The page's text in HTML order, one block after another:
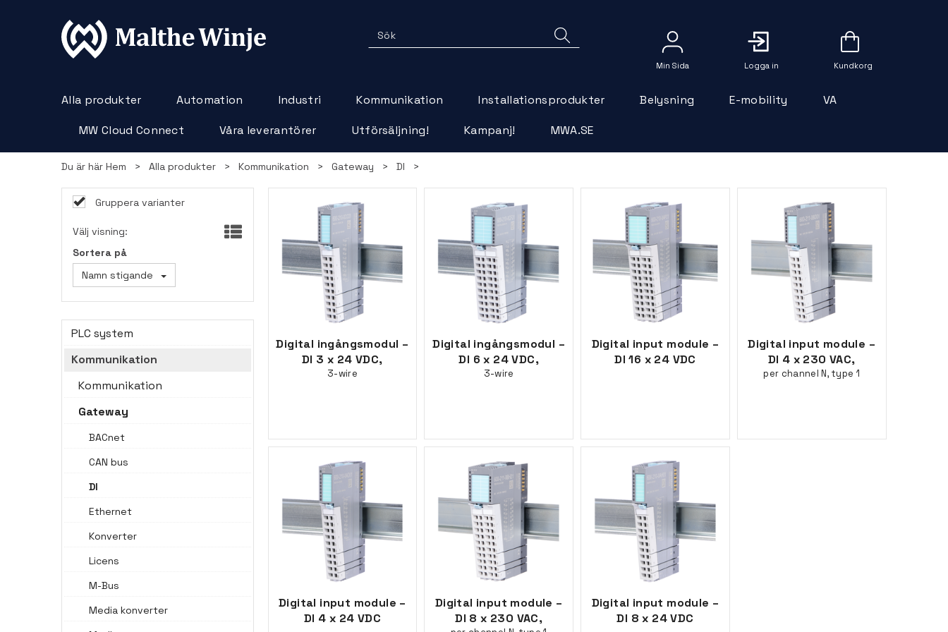
Logga in
Alla produkter Automation Industri Kommunikation Installationsprodukter Belysning E-mobility VA
MW Cloud Connect Våra leverantörer Utförsäljning! Kampanj! MWA.SE
Du är här Hem > Alla produkter > Kommunikation > Gateway > DI >
Gruppera varianter
Välj visning:
Sortera på
Namn stigande
PLC system
Kommunikation
Kommunikation
Gateway
BACnet
CAN bus
DI
Ethernet
Konverter
Licens
M-Bus
Media konverter
Digital ingångsmodul –
DI 3 x 24 VDC,
3-wire
Digital ingångsmodul –
DI 6 x 24 VDC,
3-wire
Digital input module –
DI 16 x 24 VDC
Digital input module –
DI 4 x 230 VAC,
per channel N, type 1
Digital input module –
DI 4 x 24 VDC
Digital input module –
DI 8 x 230 VAC,
Digital input module –
DI 8 x 24 VDC